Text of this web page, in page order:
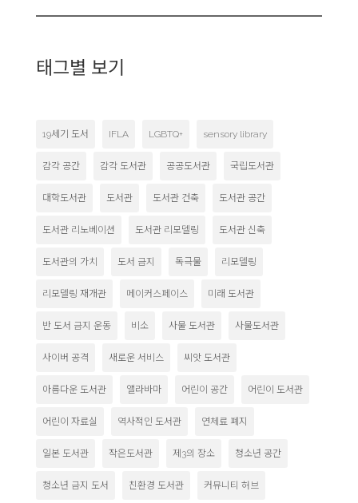
태그별 보기
19세기 도서 IFLA LGBTQ+ sensory library
감각 공간 감각 도서관 공공도서관 국립도서관
대학도서관 도서관 도서관 건축 도서관 공간
도서관 리노베이션 도서관 리모델링 도서관 신축
도서관의 가치 도서 금지 독극물 리모델링
리모델링 재개관 메이커스페이스 미래 도서관
반 도서 금지 운동 비소 사물 도서관 사물도서관
사이버 공격 새로운 서비스 씨앗 도서관
아름다운 도서관 앨라바마 어린이 공간 어린이 도서관
어린이 자료실 역사적인 도서관 연체료 폐지
일본 도서관 작은도서관 제3의 장소 청소년 공간
청소년 금지 도서 친환경 도서관 커뮤니티 허브